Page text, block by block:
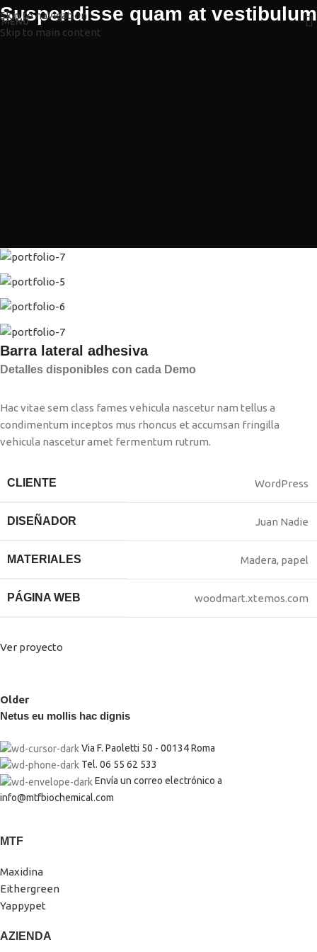
Skip to navigation
Skip to main content
MENÚ
Suspendisse quam at vestibulum
Barra lateral adhesiva
Detalles disponibles con cada Demo
Hac vitae sem class fames vehicula nascetur nam tellus a
condimentum inceptos mus rhoncus et accumsan fringilla
vehicula nascetur amet fermentum rutrum.
CLIENTE WordPress
DISEÑADOR Juan Nadie
MATERIALES Madera, papel
PÁGINA WEB woodmart.xtemos.com
Ver proyecto
Older
Netus eu mollis hac dignis
Via F. Paoletti 50 - 00134 Roma
Tel. 06 55 62 533
Envía un correo electrónico a
info@mtfbiochemical.com
MTF
Maxidina
Eithergreen
Yappypet
AZIENDA